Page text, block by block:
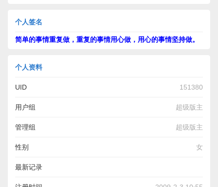
个人签名
简单的事情重复做，重复的事情用心做，用心的事情坚持做。
个人资料
UID 151380
用户组 超级版主
管理组 超级版主
性别 女
最新记录